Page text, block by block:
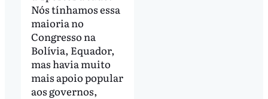
Nós tínhamos essa
maioria no
Congresso na
Bolívia, Equador,
mas havia muito
mais apoio popular
aos governos,